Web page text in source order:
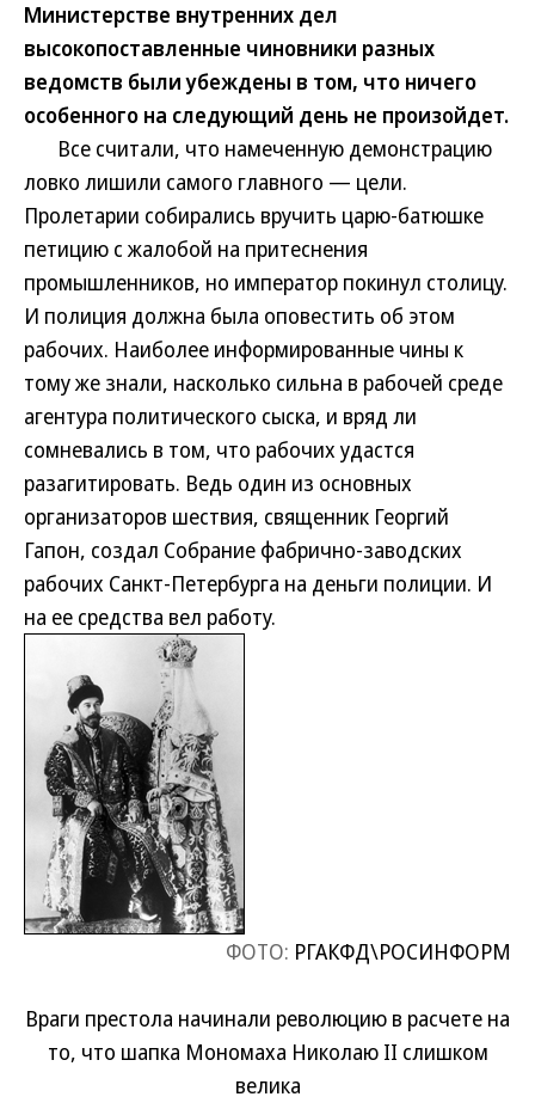
Министерстве внутренних дел
высокопоставленные чиновники разных
ведомств были убеждены в том, что ничего
особенного на следующий день не произойдет.
Все считали, что намеченную демонстрацию
ловко лишили самого главного — цели.
Пролетарии собирались вручить царю-батюшке
петицию с жалобой на притеснения
промышленников, но император покинул столицу.
И полиция должна была оповестить об этом
рабочих. Наиболее информированные чины к
тому же знали, насколько сильна в рабочей среде
агентура политического сыска, и вряд ли
сомневались в том, что рабочих удастся
разагитировать. Ведь один из основных
организаторов шествия, священник Георгий
Гапон, создал Собрание фабрично-заводских
рабочих Санкт-Петербурга на деньги полиции. И
на ее средства вел работу.
ФОТО: РГАКФД\РОСИНФОРМ
Враги престола начинали революцию в расчете на
то, что шапка Мономаха Николаю II слишком
велика